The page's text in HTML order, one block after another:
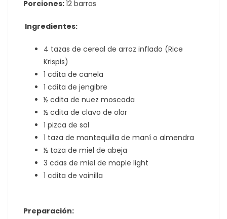
Porciones:12 barras
Ingredientes:
4 tazas de cereal de arroz inflado (Rice
Krispis)
1 cdita de canela
1 cdita de jengibre
½ cdita de nuez moscada
½ cdita de clavo de olor
1 pizca de sal
1 taza de mantequilla de maní o almendra
½ taza de miel de abeja
3 cdas de miel de maple light
1 cdita de vainilla
Preparación: